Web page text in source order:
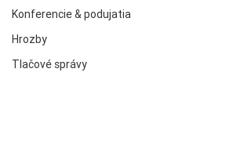
Konferencie & podujatia
Hrozby
Tlačové správy